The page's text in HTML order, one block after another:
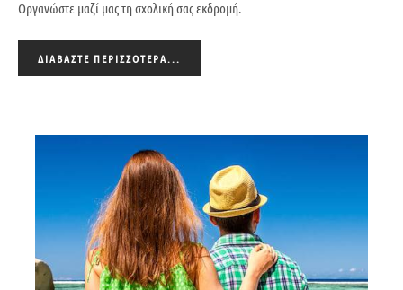
Οργανώστε μαζί μας τη σχολική σας εκδρομή.
ΔΙΑΒΆΣΤΕ ΠΕΡΙΣΣΌΤΕΡΑ...